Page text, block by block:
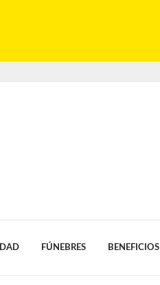
FÚNEBRES BENEFICIOS